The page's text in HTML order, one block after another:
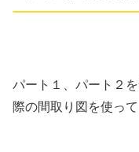
パート１、パート２
際の間取り図を使っ